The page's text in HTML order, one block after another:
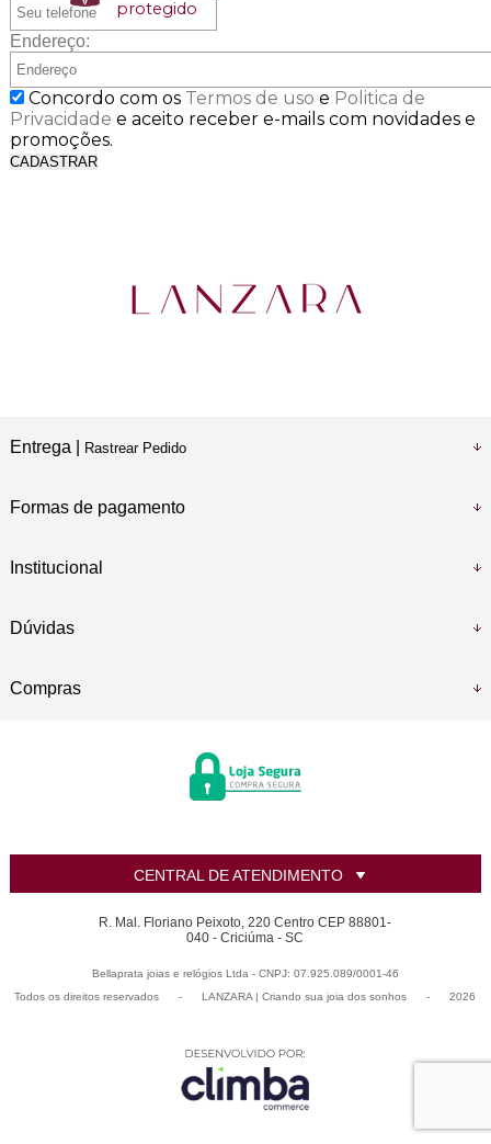
protegido
Endereço:
Concordo com os Termos de uso e Politica de
Privacidade e aceito receber e-mails com novidades e
promoções.
CADASTRAR
Entrega | Rastrear Pedido
Formas de pagamento
Institucional
Dúvidas
Compras
CENTRAL DE ATENDIMENTO
R. Mal. Floriano Peixoto, 220 Centro CEP 88801-
040 - Criciúma - SC
Bellaprata joias e relógios Ltda - CNPJ: 07.925.089/0001-46
Todos os direitos reservados
- LANZARA | Criando sua joia dos sonhos - 2026